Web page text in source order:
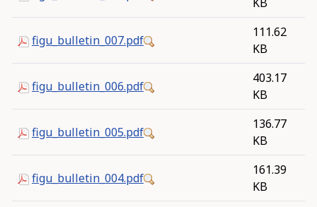
figu_bulletin_007.pdf
111.62
KB
figu_bulletin_006.pdf
403.17
KB
figu_bulletin_005.pdf
136.77
KB
figu_bulletin_004.pdf
161.39
KB